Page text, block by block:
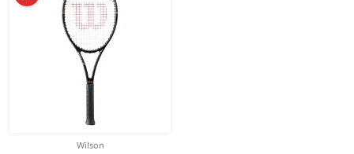
Wilson